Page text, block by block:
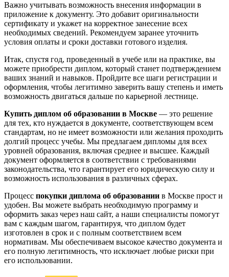
Важно учитывать возможность внесения информации в
приложение к документу. Это добавит оригинальности
сертификату и укажет на корректное занесение всех
необходимых сведений. Рекомендуем заранее уточнить
условия оплаты и сроки доставки готового изделия.
Итак, спустя год, проведенный в учебе или на практике, вы
можете приобрести диплом, который станет подтверждением
ваших знаний и навыков. Пройдите все шаги регистрации и
оформления, чтобы легитимно заверить вашу степень и иметь
возможность двигаться дальше по карьерной лестнице.
Купить диплом об образовании в Москве — это решение
для тех, кто нуждается в документе, соответствующем всем
стандартам, но не имеет возможности или желания проходить
долгий процесс учебы. Мы предлагаем дипломы для всех
уровней образования, включая среднее и высшее. Каждый
документ оформляется в соответствии с требованиями
законодательства, что гарантирует его юридическую силу и
возможность использования в различных сферах.
Процесс покупки диплома об образовании в Москве прост и
удобен. Вы можете выбрать необходимую программу и
оформить заказ через наш сайт, а наши специалисты помогут
вам с каждым шагом, гарантируя, что диплом будет
изготовлен в срок и с полным соответствием всем
нормативам. Мы обеспечиваем высокое качество документа и
его полную легитимность, что исключает любые риски при
его использовании.